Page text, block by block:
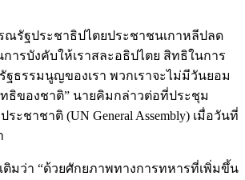
ณรัฐประชาธิปไตยประชาชนเกาหลีปลด
การบังคับให้เราสละอธิปไตย สิทธิในการ
ฐธรรมนูญของเรา พวกเราจะไม่มีวันยอม
ธิของชาติ” นายคิมกล่าวต่อที่ประชุม
ชาชาติ (UN General Assembly) เมื่อวันที่
ติมว่า “ด้วยศักยภาพทางการทหารที่เพิ่มขึ้น